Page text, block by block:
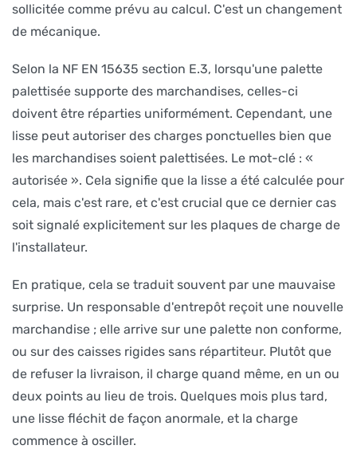
sollicitée comme prévu au calcul. C'est un changement
de mécanique.
Selon la NF EN 15635 section E.3, lorsqu'une palette
palettisée supporte des marchandises, celles-ci
doivent être réparties uniformément. Cependant, une
lisse peut autoriser des charges ponctuelles bien que
les marchandises soient palettisées. Le mot-clé : «
autorisée ». Cela signifie que la lisse a été calculée pour
cela, mais c'est rare, et c'est crucial que ce dernier cas
soit signalé explicitement sur les plaques de charge de
l'installateur.
En pratique, cela se traduit souvent par une mauvaise
surprise. Un responsable d'entrepôt reçoit une nouvelle
marchandise ; elle arrive sur une palette non conforme,
ou sur des caisses rigides sans répartiteur. Plutôt que
de refuser la livraison, il charge quand même, en un ou
deux points au lieu de trois. Quelques mois plus tard,
une lisse fléchit de façon anormale, et la charge
commence à osciller.